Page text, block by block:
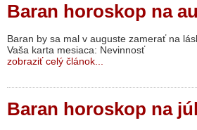
Baran horoskop na
Baran by sa mal v auguste zamerať na
Vaša karta mesiaca: Nevinnosť
zobraziť celý článok...
Baran horoskop na